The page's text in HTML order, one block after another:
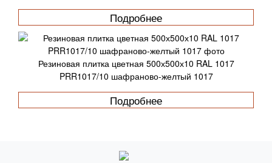
Подробнее
Резиновая плитка цветная 500х500х10 RAL 1017
PRR1017/10 шафраново-желтый 1017
Подробнее